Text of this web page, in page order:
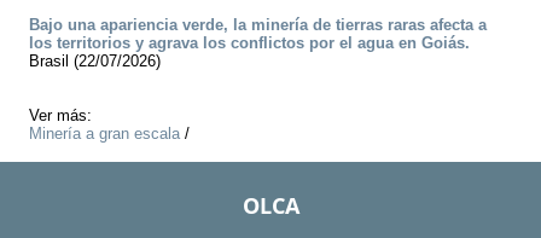
Bajo una apariencia verde, la minería de tierras raras afecta a
los territorios y agrava los conflictos por el agua en Goiás.
Brasil (22/07/2026)
Ver más:
Minería a gran escala/
OLCA